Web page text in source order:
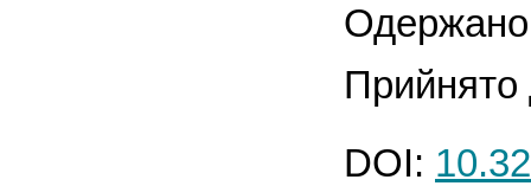
Прийнято
DOI: